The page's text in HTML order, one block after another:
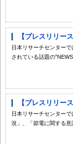
【プレスリリー
日本リサーチセンター
されている話題の
【プレスリリー
日本リサーチセンター
況」、「節電に関する意